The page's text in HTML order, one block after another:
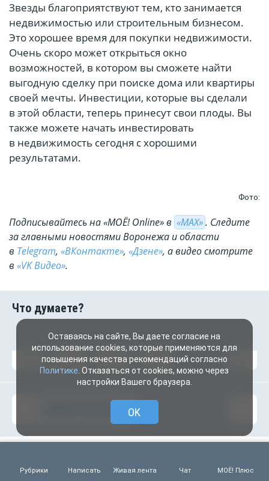
Звезды благоприятствуют тем, кто занимается
недвижимостью или строительным бизнесом.
Это хорошее время для покупки недвижимости.
Очень скоро может открыться окно
возможностей, в котором вы сможете найти
выгодную сделку при поиске дома или квартиры
своей мечты. Инвестиции, которые вы сделали
в этой области, теперь принесут свои плоды. Вы
также можете начать инвестировать
в недвижимость сегодня с хорошими
результатами.
Фото:
Подписывайтесь на «МОЁ! Online» в «МАХ». Cледите
за главными новостями Воронежа и области
в Telegram, «ВКонтакте», «Дзене», а видео смотрите
в «VK Видео».
3 1 1
ЧИТАЙТЕ ТАКЖЕ
Рубрики Написать Живая лента Чат МОЁ! Плюс
Оставаясь на сайте, Вы даете согласие на
использование cookies, которые применяются для
повышения качества рекомендаций согласно
Политике . Отказаться от cookies, можно через
настройки Вашего браузера.
OK